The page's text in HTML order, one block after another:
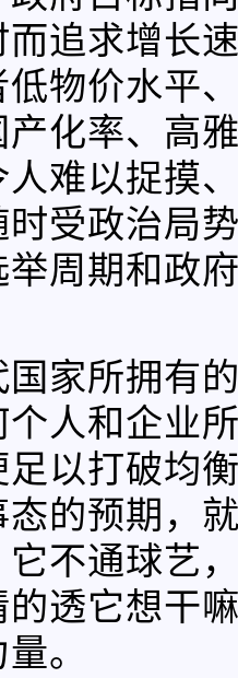
追求增长
物价水平
化率、高
难以捉摸
受政治局
周期和政
家所拥有
人和企业
以打破均
的预期，
不通球艺
透它想干
。